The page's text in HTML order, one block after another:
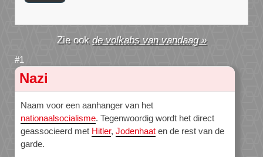
de volkabs van vandaag »
Nazi
Naam voor een aanhanger van het
nationaalsocialisme. Tegenwoordig wordt het direct
geassocieerd met Hitler, Jodenhaat en de rest van de
garde.